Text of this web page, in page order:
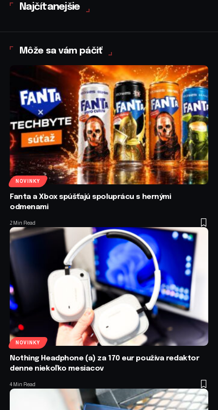
Najčítanejšie
Môže sa vám páčiť
NOVINKY
Fanta a Xbox spúšťajú spoluprácu s hernými
odmenami
2 Min Read
NOVINKY
Nothing Headphone (a) za 170 eur používa redaktor
denne niekoľko mesiacov
4 Min Read